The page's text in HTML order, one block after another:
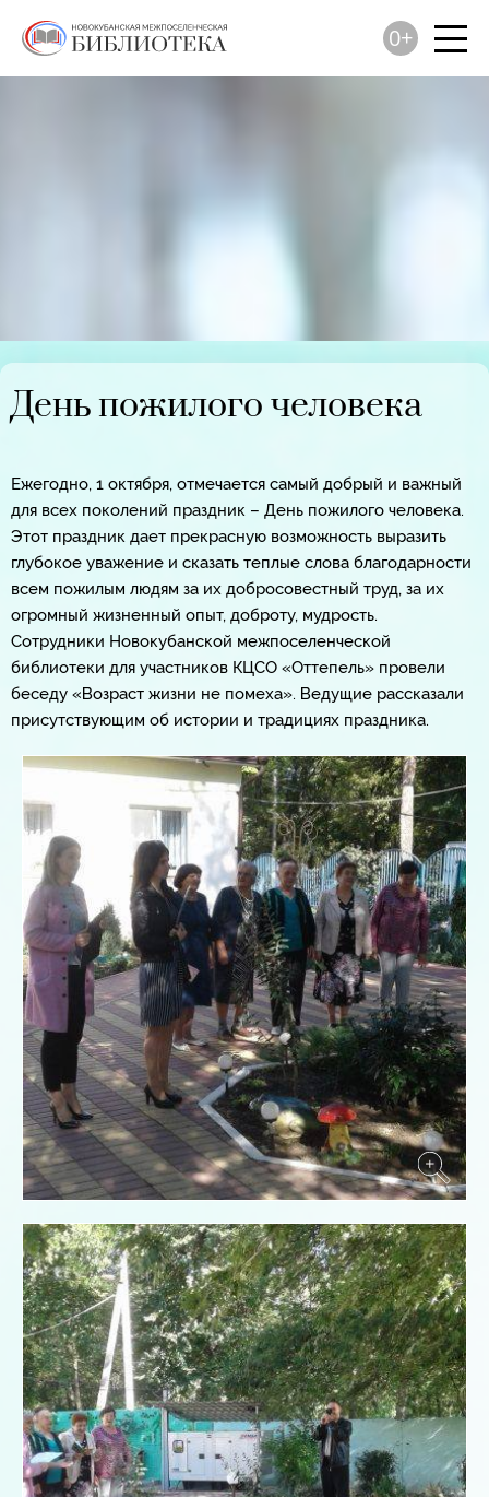
0+
День пожилого человека
Ежегодно, 1 октября, отмечается самый добрый и важный
для всех поколений праздник – День пожилого человека.
Этот праздник дает прекрасную возможность выразить
глубокое уважение и сказать теплые слова благодарности
всем пожилым людям за их добросовестный труд, за их
огромный жизненный опыт, доброту, мудрость.
Сотрудники Новокубанской межпоселенческой
библиотеки для участников КЦСО «Оттепель» провели
беседу «Возраст жизни не помеха». Ведущие рассказали
присутствующим об истории и традициях праздника.